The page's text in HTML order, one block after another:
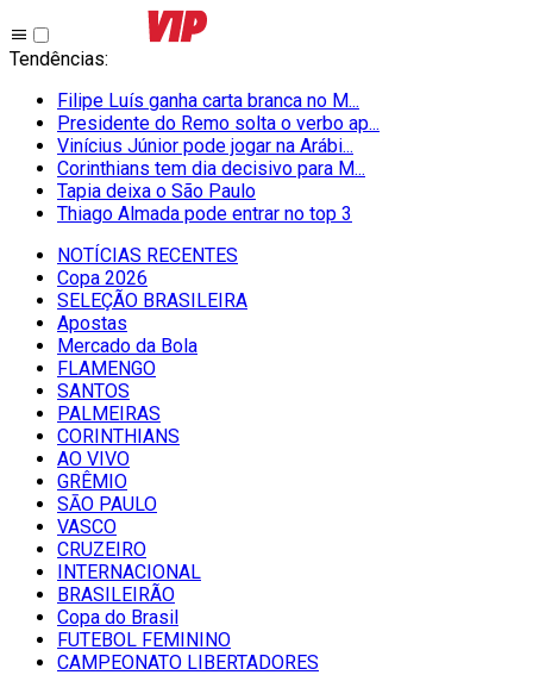
Tendências:
Filipe Luís ganha carta branca no M...
Presidente do Remo solta o verbo ap...
Vinícius Júnior pode jogar na Arábi...
Corinthians tem dia decisivo para M...
Tapia deixa o São Paulo
Thiago Almada pode entrar no top 3
NOTÍCIAS RECENTES
Copa 2026
SELEÇÃO BRASILEIRA
Apostas
Mercado da Bola
FLAMENGO
SANTOS
PALMEIRAS
CORINTHIANS
AO VIVO
GRÊMIO
SĀO PAULO
VASCO
CRUZEIRO
INTERNACIONAL
BRASILEIRÃO
Copa do Brasil
FUTEBOL FEMININO
CAMPEONATO LIBERTADORES